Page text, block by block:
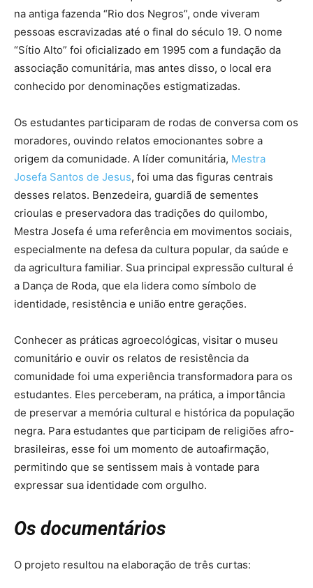
na antiga fazenda “Rio dos Negros”, onde viveram
pessoas escravizadas até o final do século 19. O nome
“Sítio Alto” foi oficializado em 1995 com a fundação da
associação comunitária, mas antes disso, o local era
conhecido por denominações estigmatizadas.
Os estudantes participaram de rodas de conversa com os
moradores, ouvindo relatos emocionantes sobre a
origem da comunidade. A líder comunitária, Mestra
Josefa Santos de Jesus, foi uma das figuras centrais
desses relatos. Benzedeira, guardiã de sementes
crioulas e preservadora das tradições do quilombo,
Mestra Josefa é uma referência em movimentos sociais,
especialmente na defesa da cultura popular, da saúde e
da agricultura familiar. Sua principal expressão cultural é
a Dança de Roda, que ela lidera como símbolo de
identidade, resistência e união entre gerações.
Conhecer as práticas agroecológicas, visitar o museu
comunitário e ouvir os relatos de resistência da
comunidade foi uma experiência transformadora para os
estudantes. Eles perceberam, na prática, a importância
de preservar a memória cultural e histórica da população
negra. Para estudantes que participam de religiões afro-
brasileiras, esse foi um momento de autoafirmação,
permitindo que se sentissem mais à vontade para
expressar sua identidade com orgulho.
Os documentários
O projeto resultou na elaboração de três curtas: